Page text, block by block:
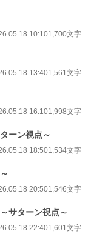
10:101,700文字
13:401,561文字
16:101,998文字
ーン視点～
18:501,534文字
20:501,546文字
サターン視点～
22:401,601文字